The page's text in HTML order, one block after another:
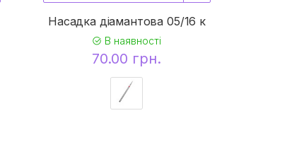
Насадка діамантова 05/16 к
В наявності
70.00 грн.